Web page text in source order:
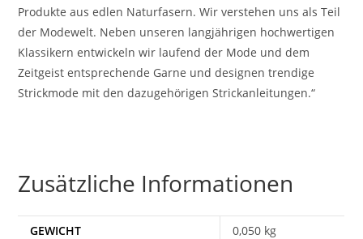
Produkte aus edlen Naturfasern. Wir verstehen uns als Teil
der Modewelt. Neben unseren langjährigen hochwertigen
Klassikern entwickeln wir laufend der Mode und dem
Zeitgeist entsprechende Garne und designen trendige
Strickmode mit den dazugehörigen Strickanleitungen.“
Zusätzliche Informationen
GEWICHT
0,050 kg